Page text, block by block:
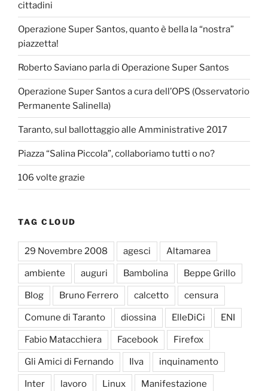
cittadini
Operazione Super Santos, quanto è bella la “nostra”
piazzetta!
Roberto Saviano parla di Operazione Super Santos
Operazione Super Santos a cura dell’OPS (Osservatorio
Permanente Salinella)
Taranto, sul ballottaggio alle Amministrative 2017
Piazza “Salina Piccola”, collaboriamo tutti o no?
106 volte grazie
TAG CLOUD
29 Novembre 2008 agesci Altamarea
ambiente auguri Bambolina Beppe Grillo
Blog Bruno Ferrero calcetto censura
Comune di Taranto diossina ElleDiCi ENI
Fabio Matacchiera Facebook Firefox
Gli Amici di Fernando Ilva inquinamento
Inter lavoro Linux Manifestazione